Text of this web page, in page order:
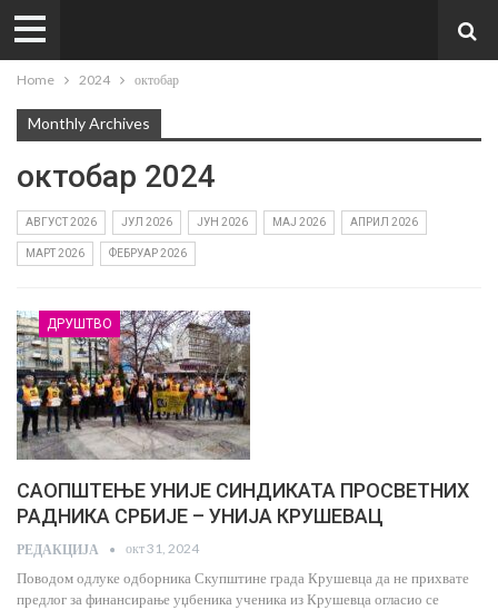
Home 2024 октобар
Monthly Archives
октобар 2024
АВГУСТ 2026 ЈУЛ 2026 ЈУН 2026 МАЈ 2026 АПРИЛ 2026
МАРТ 2026 ФЕБРУАР 2026
ДРУШТВО
САОПШТЕЊЕ УНИЈЕ СИНДИКАТА ПРОСВЕТНИХ
РАДНИКА СРБИЈЕ – УНИЈА КРУШЕВАЦ
РЕДАКЦИЈА окт 31, 2024
Поводом одлуке одборника Скупштине града Крушевца да не прихвате
предлог за финансирање уџбеника ученика из Крушевца огласио се